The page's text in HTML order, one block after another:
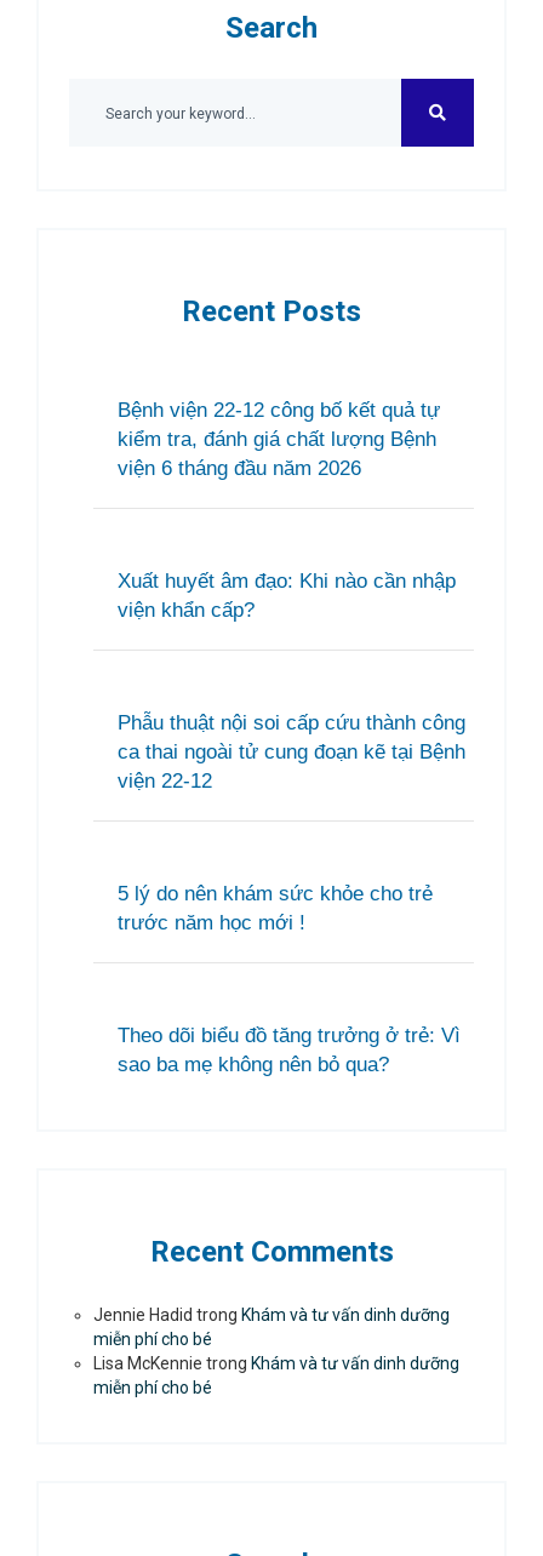
Search
Recent Posts
Bệnh viện 22-12 công bố kết quả tự
kiểm tra, đánh giá chất lượng Bệnh
viện 6 tháng đầu năm 2026
Xuất huyết âm đạo: Khi nào cần nhập
viện khẩn cấp?
Phẫu thuật nội soi cấp cứu thành công
ca thai ngoài tử cung đoạn kẽ tại Bệnh
viện 22-12
5 lý do nên khám sức khỏe cho trẻ
trước năm học mới !
Theo dõi biểu đồ tăng trưởng ở trẻ: Vì
sao ba mẹ không nên bỏ qua?
Recent Comments
Jennie Hadid trong Khám và tư vấn dinh dưỡng
miễn phí cho bé
Lisa McKennie trong Khám và tư vấn dinh dưỡng
miễn phí cho bé